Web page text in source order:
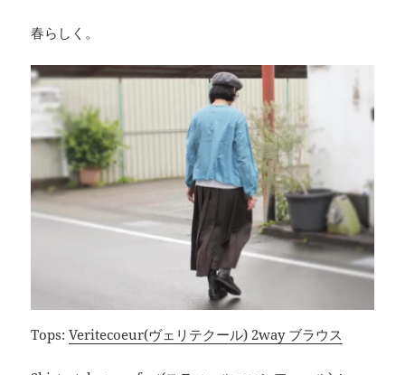
春らしく。
Tops:Veritecoeur(ヴェリテクール) 2way ブラウス